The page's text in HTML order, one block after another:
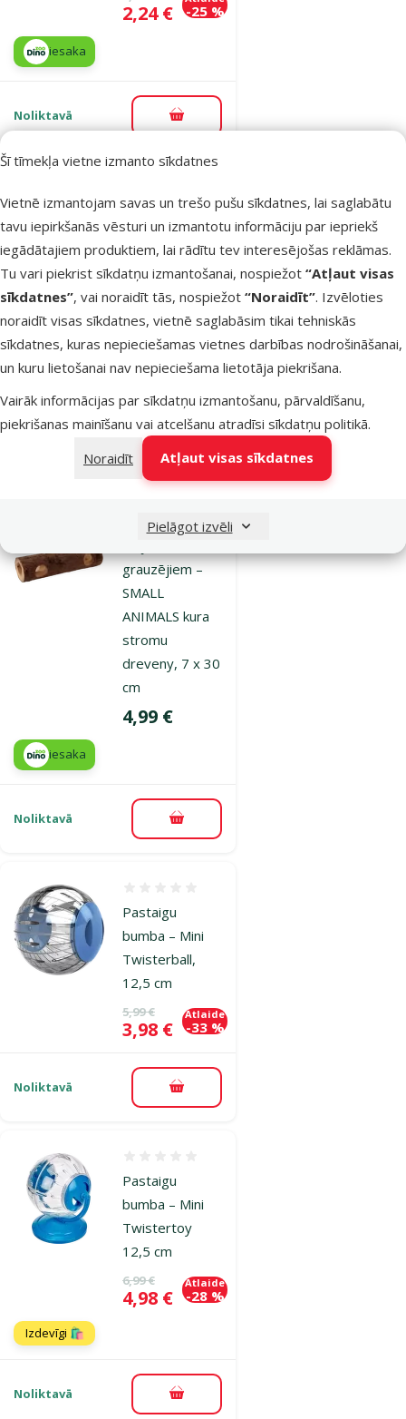
Šī tīmekļa vietne izmanto sīkdatnes
Vietnē izmantojam savas un trešo pušu sīkdatnes, lai saglabātu
tavu iepirkšanās vēsturi un izmantotu informāciju par iepriekš
iegādātajiem produktiem, lai rādītu tev interesējošas reklāmas.
Tu vari piekrist sīkdatņu izmantošanai, nospiežot “Atļaut visas
sīkdatnes”, vai noraidīt tās, nospiežot “Noraidīt”. Izvēloties
noraidīt visas sīkdatnes, vietnē saglabāsim tikai tehniskās
sīkdatnes, kuras nepieciešamas vietnes darbības nodrošināšanai,
un kuru lietošanai nav nepieciešama lietotāja piekrišana.
Vairāk informācijas par sīkdatņu izmantošanu, pārvaldīšanu,
piekrišanas mainīšanu vai atcelšanu atradīsi sīkdatņu politikā.
Noraidīt
Atļaut visas sīkdatnes
Pielāgot izvēli
Cena
2,24 € -25 %
iesaka
Noliktavā Pievienot grozam
Rotaļlieta
grauzējiem –
SMALL
ANIMALS
mrkev, 1 gab.
Oriģinālā cena
1,99 €
Cena
1,49 € -25 %
Pievienot grozam
grauzējiem –
SMALL
ANIMALS kura
stromu
dreveny, 7 x 30
cm
Atsauksmes 0%
Cena
4,99 €
iesaka
Noliktavā Pievienot grozam
Pastaigu
bumba – Mini
Twisterball,
12,5 cm
Oriģinālā cena
5,99 €
Cena
3,98 €
Atlaide
-33 %
Noliktavā Pievienot grozam
Pastaigu
bumba – Mini
Twistertoy
12,5 cm
Oriģinālā cena
6,99 €
Cena
4,98 €
Atlaide
-28 %
Izdevīgi 🛍️
Noliktavā Pievienot grozam